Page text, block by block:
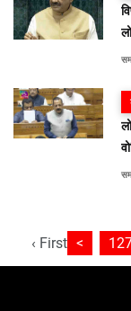
‹ First <